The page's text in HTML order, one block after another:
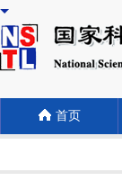
首页